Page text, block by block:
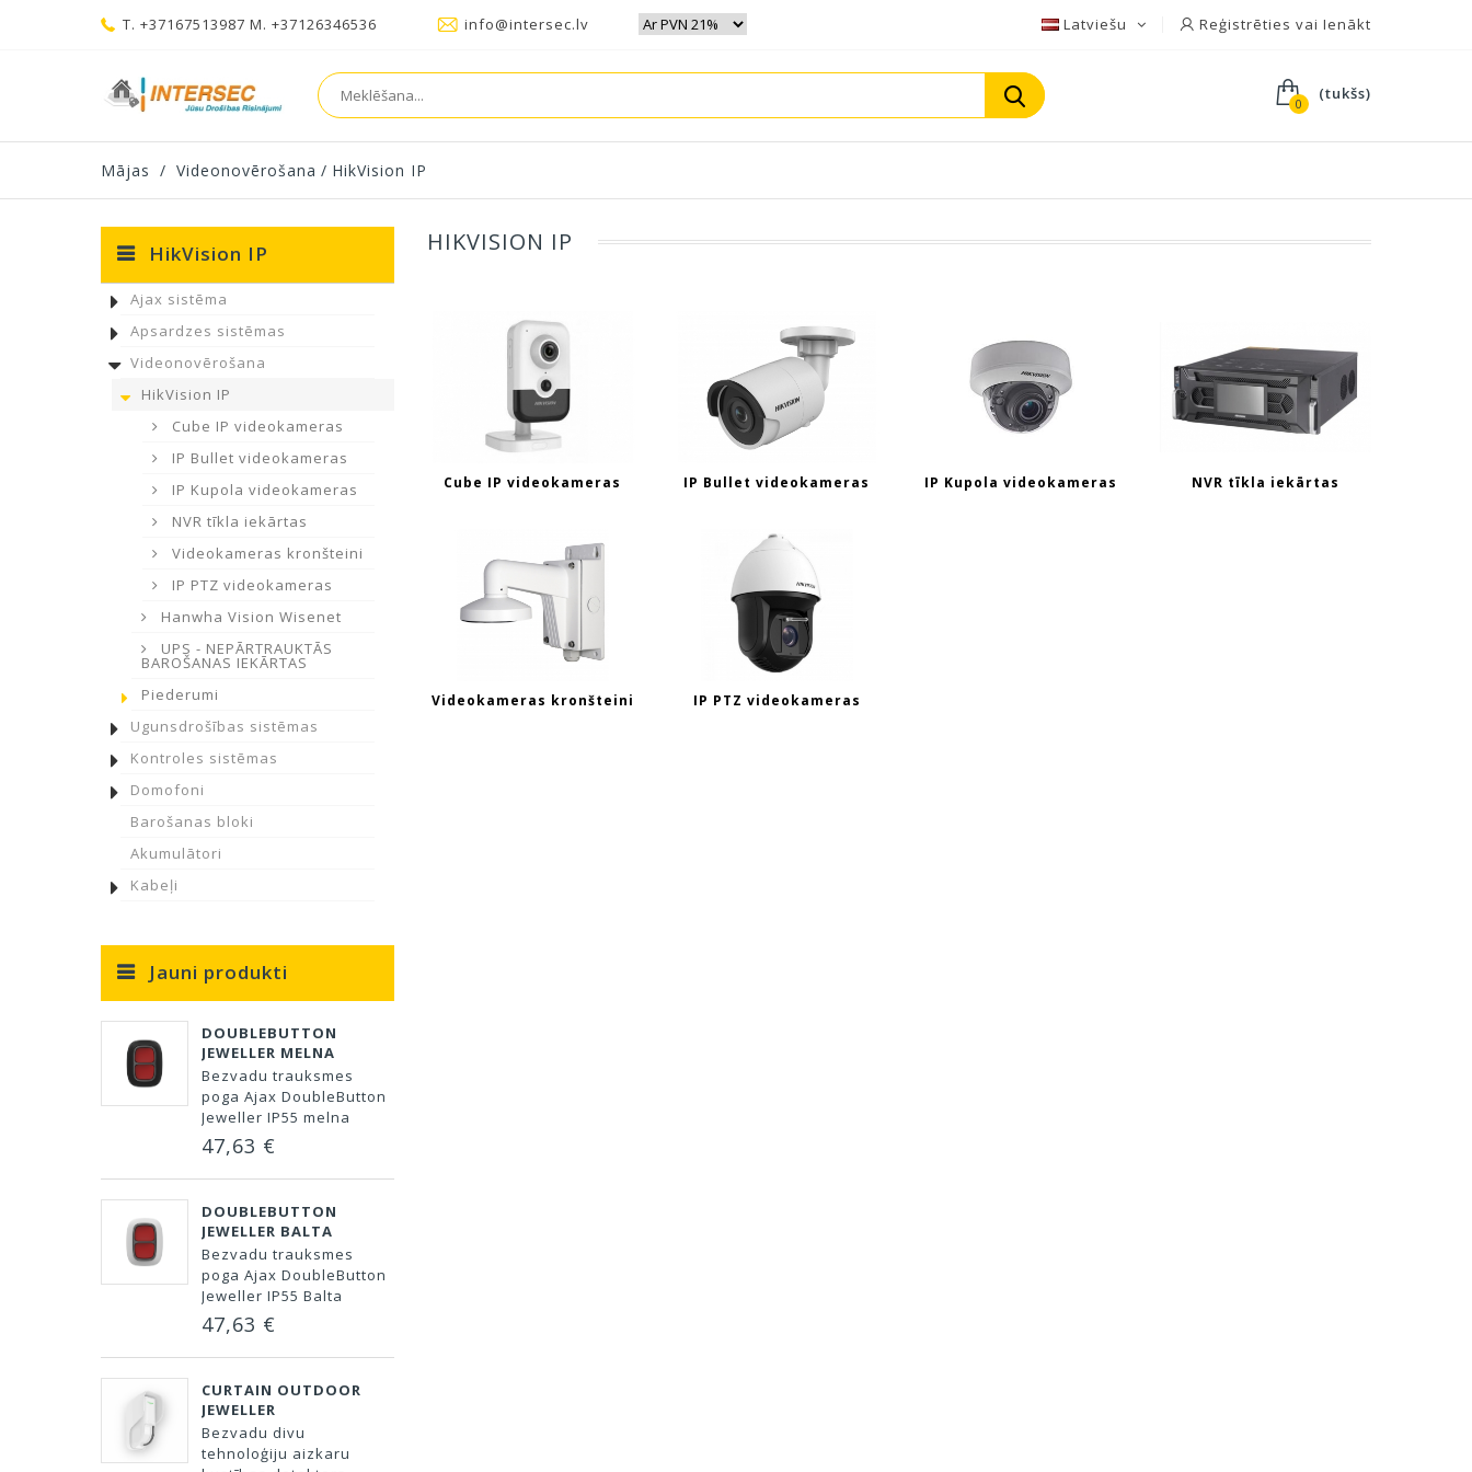
Reģistrēties vai Ienākt
Latviešu
T. +37167513987 M. +37126346536 info@intersec.lv
0
(tukšs)
Mājas / Videonovērošana / HikVision IP
HikVision IP
Ajax sistēma
Apsardzes sistēmas
Videonovērošana
HikVision IP
Cube IP videokameras
IP Bullet videokameras
IP Kupola videokameras
NVR tīkla iekārtas
Videokameras kronšteini
IP PTZ videokameras
Hanwha Vision Wisenet
UPS - NEPĀRTRAUKTĀS
BAROŠANAS IEKĀRTAS
Piederumi
Ugunsdrošības sistēmas
Kontroles sistēmas
Domofoni
Barošanas bloki
Akumulātori
Kabeļi
Jauni produkti
DOUBLEBUTTON
JEWELLER MELNA
Bezvadu trauksmes
poga Ajax DoubleButton
Jeweller IP55 melna
47,63 €
DOUBLEBUTTON
JEWELLER BALTA
Bezvadu trauksmes
poga Ajax DoubleButton
Jeweller IP55 Balta
47,63 €
CURTAIN OUTDOOR
JEWELLER
Bezvadu divu
tehnoloģiju aizkaru
HIKVISION IP
Cube IP videokameras IP Bullet videokameras IP Kupola videokameras NVR tīkla iekārtas
Videokameras kronšteini IP PTZ videokameras